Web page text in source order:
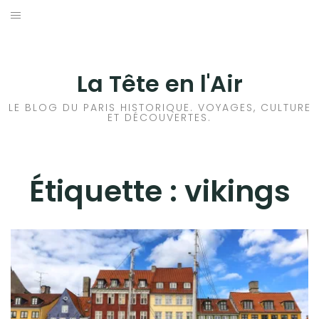
Aller
La Tête en l'Air
LE BLOG DU PARIS HISTORIQUE. VOYAGES, CULTURE
ET DÉCOUVERTES.
Étiquette : vikings
HISTOIRES EN ILE DE FRANCE
VOYAGES À L’ÉTRANGER